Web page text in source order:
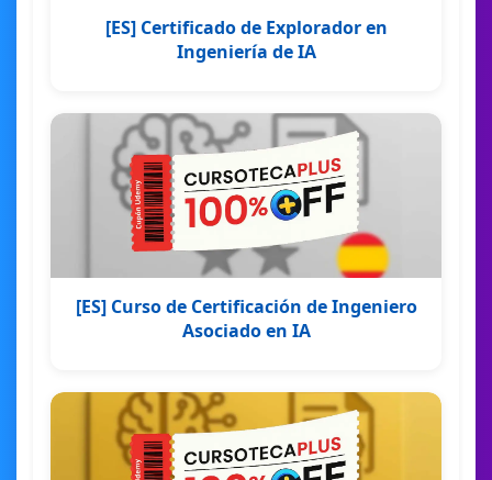
[ES] Certificado de Explorador en
Ingeniería de IA
[ES] Curso de Certificación de Ingeniero
Asociado en IA